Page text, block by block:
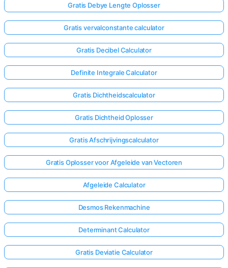
Gratis Debye Lengte Oplosser
Gratis vervalconstante calculator
Gratis Decibel Calculator
Definite Integrale Calculator
Gratis Dichtheidscalculator
Gratis Dichtheid Oplosser
Gratis Afschrijvingscalculator
Gratis Oplosser voor Afgeleide van Vectoren
Afgeleide Calculator
Desmos Rekenmachine
Determinant Calculator
Gratis Deviatie Calculator